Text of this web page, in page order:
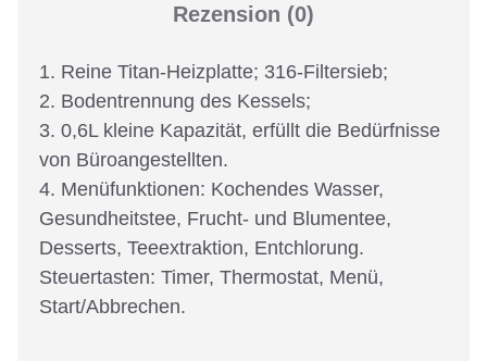
Rezension (0)
1. Reine Titan-Heizplatte; 316-Filtersieb;
2. Bodentrennung des Kessels;
3. 0,6L kleine Kapazität, erfüllt die Bedürfnisse
von Büroangestellten.
4. Menüfunktionen: Kochendes Wasser,
Gesundheitstee, Frucht- und Blumentee,
Desserts, Teeextraktion, Entchlorung.
Steuertasten: Timer, Thermostat, Menü,
Start/Abbrechen.